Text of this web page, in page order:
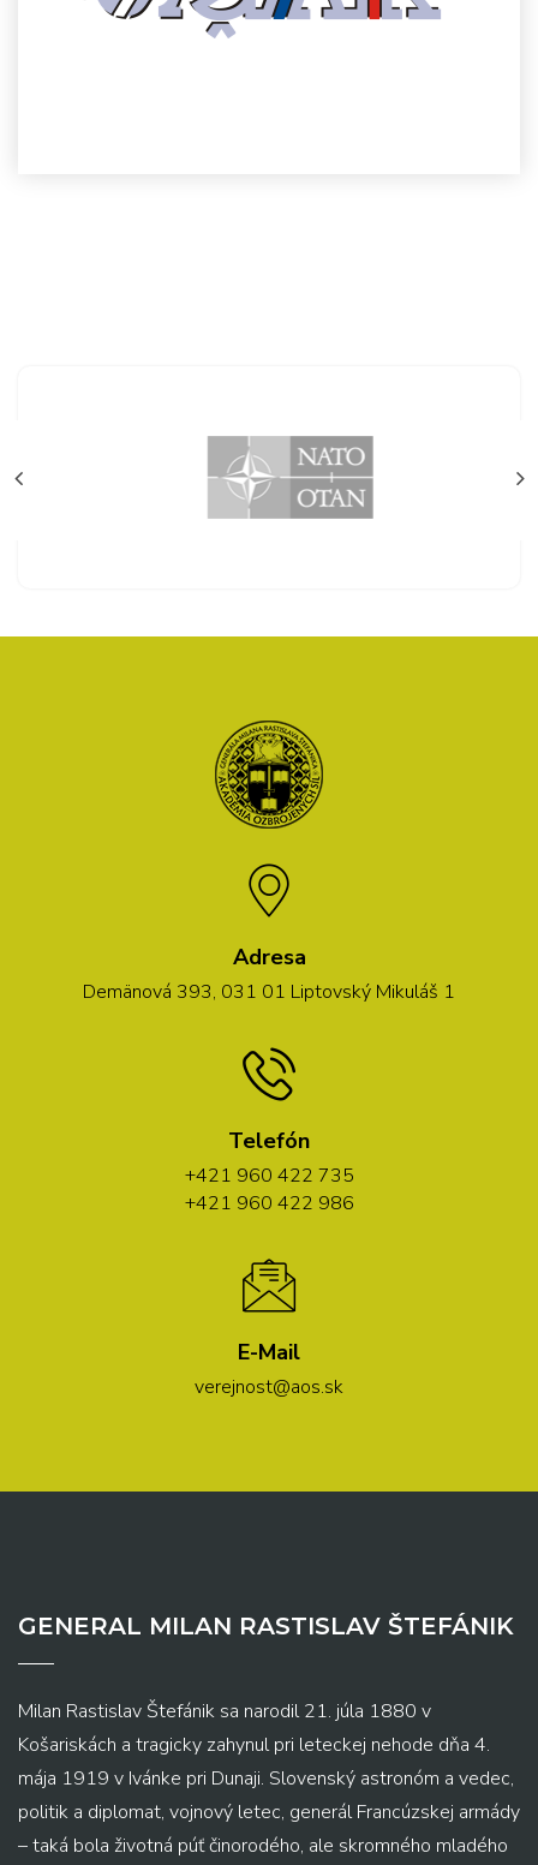
Adresa
Demänová 393, 031 01 Liptovský Mikuláš 1
Telefón
+421 960 422 735
+421 960 422 986
E-Mail
verejnost@aos.sk
GENERAL MILAN RASTISLAV ŠTEFÁNIK
Milan Rastislav Štefánik sa narodil 21. júla 1880 v
Košariskách a tragicky zahynul pri leteckej nehode dňa 4.
mája 1919 v Ivánke pri Dunaji. Slovenský astronóm a vedec,
politik a diplomat, vojnový letec, generál Francúzskej armády
– taká bola životná púť činorodého, ale skromného mladého